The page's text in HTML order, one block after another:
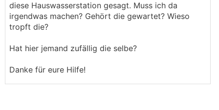
diese Hauswasserstation gesagt. Muss ich da
irgendwas machen? Gehört die gewartet? Wieso
tropft die?
Hat hier jemand zufällig die selbe?
Danke für eure Hilfe!